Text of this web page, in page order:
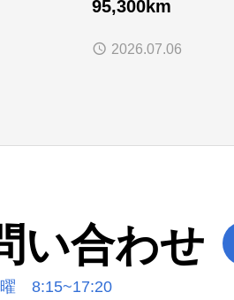
95,300km
2026.07.06
い合わせ
曜 8:15~17:20